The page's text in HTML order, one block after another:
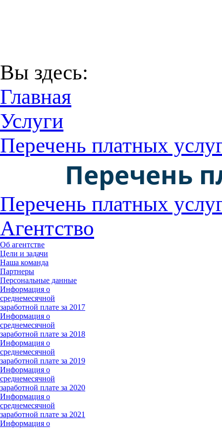
Вы здесь:
Главная
Услуги
Перечень платных
Перечень
Перечень платных
Агентство
Об агентстве
Цели и задачи
Наша команда
Партнеры
Персональные данные
Информация о
среднемесячной
заработной плате за 2017
Информация о
среднемесячной
заработной плате за 2018
Информация о
среднемесячной
заработной плате за 2019
Информация о
среднемесячной
заработной плате за 2020
Информация о
среднемесячной
заработной плате за 2021
Информация о